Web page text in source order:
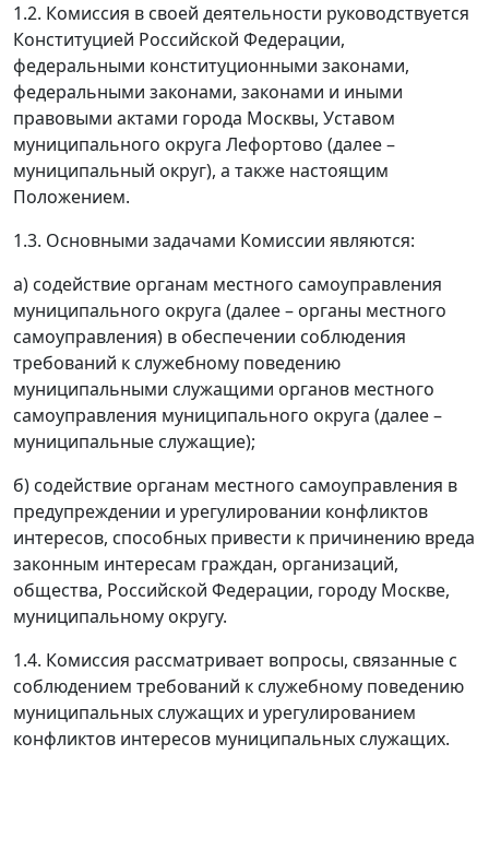
1.2. Комиссия в своей деятельности руководствуется
Конституцией Российской Федерации,
федеральными конституционными законами,
федеральными законами, законами и иными
правовыми актами города Москвы, Уставом
муниципального округа Лефортово (далее –
муниципальный округ), а также настоящим
Положением.
1.3. Основными задачами Комиссии являются:
а) содействие органам местного самоуправления
муниципального округа (далее – органы местного
самоуправления) в обеспечении соблюдения
требований к служебному поведению
муниципальными служащими органов местного
самоуправления муниципального округа (далее –
муниципальные служащие);
б) содействие органам местного самоуправления в
предупреждении и урегулировании конфликтов
интересов, способных привести к причинению вреда
законным интересам граждан, организаций,
общества, Российской Федерации, городу Москве,
муниципальному округу.
1.4. Комиссия рассматривает вопросы, связанные с
соблюдением требований к служебному поведению
муниципальных служащих и урегулированием
конфликтов интересов муниципальных служащих.